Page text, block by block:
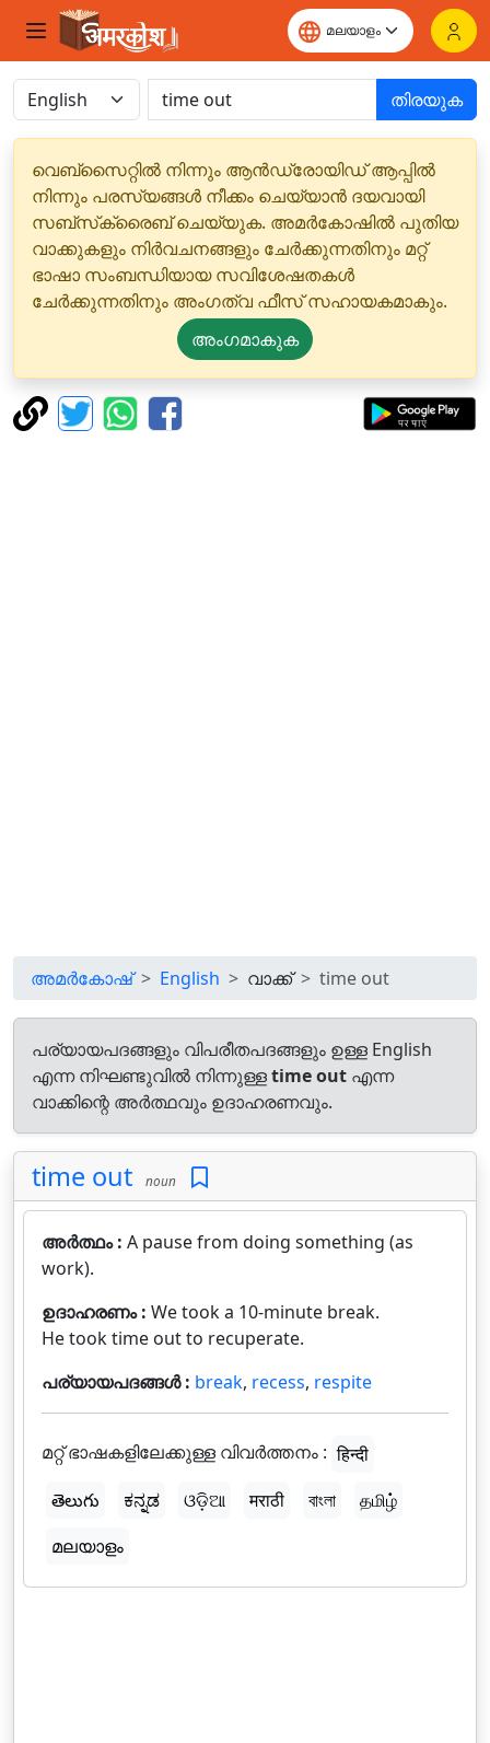
തിരയുക
വെബ്‌സൈറ്റിൽ നിന്നും ആൻഡ്രോയിഡ് ആപ്പിൽ
നിന്നും പരസ്യങ്ങൾ നീക്കം ചെയ്യാൻ ദയവായി
സബ്‌സ്‌ക്രൈബ് ചെയ്യുക. അമർകോഷിൽ പുതിയ
വാക്കുകളും നിർവചനങ്ങളും ചേർക്കുന്നതിനും മറ്റ്
ഭാഷാ സംബന്ധിയായ സവിശേഷതകൾ
ചേർക്കുന്നതിനും അംഗത്വ ഫീസ് സഹായകമാകും.
അംഗമാകുക
അമർകോഷ് English വാക്ക് time out
പര്യായപദങ്ങളും വിപരീതപദങ്ങളും ഉള്ള English
എന്ന നിഘണ്ടുവിൽ നിന്നുള്ളtime out എന്ന
വാക്കിന്റെ അർത്ഥവും ഉദാഹരണവും.
time out noun
അർത്ഥം : A pause from doing something (as
work).
ഉദാഹരണം : We took a 10-minute break.
He took time out to recuperate.
പര്യായപദങ്ങൾ : break, recess, respite
മറ്റ് ഭാഷകളിലേക്കുള്ള വിവർത്തനം : हिन्दी
తెలుగు
ಕನ್ನಡ ଓଡ଼ିଆ मराठी বাংলা
தமிழ்
മലയാളം